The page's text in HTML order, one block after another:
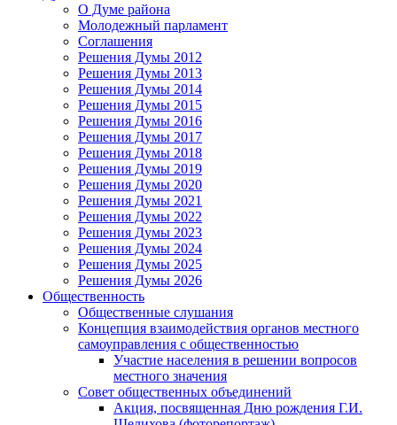
О Думе района
Молодежный парламент
Соглашения
Решения Думы 2012
Решения Думы 2013
Решения Думы 2014
Решения Думы 2015
Решения Думы 2016
Решения Думы 2017
Решения Думы 2018
Решения Думы 2019
Решения Думы 2020
Решения Думы 2021
Решения Думы 2022
Решения Думы 2023
Решения Думы 2024
Решения Думы 2025
Решения Думы 2026
Общественность
Общественные слушания
Концепция взаимодействия органов местного
самоуправления с общественностью
Участие населения в решении вопросов
местного значения
Совет общественных объединений
Акция, посвященная Дню рождения Г.И.